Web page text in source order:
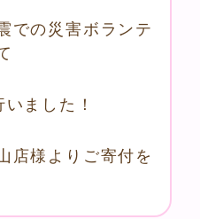
での災害ボランテ
ました！
店様よりご寄付を